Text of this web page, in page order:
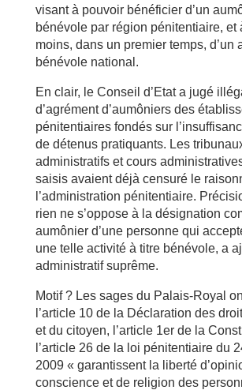
visant à pouvoir bénéficier d’un
bénévole par région pénitentiaire, et
moins, dans un premier temps, d’un
bénévole national.
En clair, le Conseil d’Etat a jugé
d’agrément d’aumôniers des
pénitentiaires fondés sur
de détenus pratiquants. Les
administratifs et cours
saisis avaient déjà censuré le
l’administration pénitentiaire.
rien ne s’oppose à la désignation
aumônier d’une personne qui
une telle activité à titre bénévole, a
administratif suprême.
Motif ? Les sages du Palais-Royal
l’article 10 de la Déclaration des
et du citoyen, l’article 1er de la
l’article 26 de la loi pénitentiaire du
2009 « garantissent la liberté
conscience et de religion des